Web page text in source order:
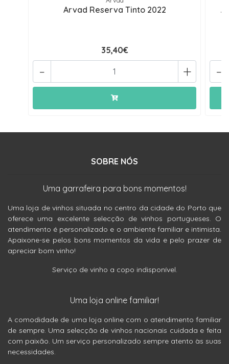
Arvad Reserva Tinto 2022
35,40€
+
- -
SOBRE NÓS
Uma garrafeira para bons momentos!
Uma loja de vinhos situada no centro da cidade do Porto que
oferece uma excelente selecção de vinhos portugueses. O
atendimento é personalizado e o ambiente familiar e intimista.
Apaixone-se pelos bons momentos da vida e pelo prazer de
apreciar bom vinho!
Serviço de vinho a copo indisponível.
Uma loja online familiar!
A comodidade de uma loja online com o atendimento familiar
de sempre. Uma selecção de vinhos nacionais cuidada e feita
com paixão. Um serviço personalizado sempre atento às suas
necessidades.